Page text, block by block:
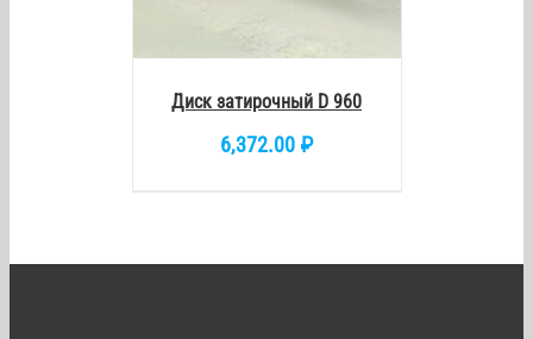
Диск затирочный D 960
6,372.00 ₽